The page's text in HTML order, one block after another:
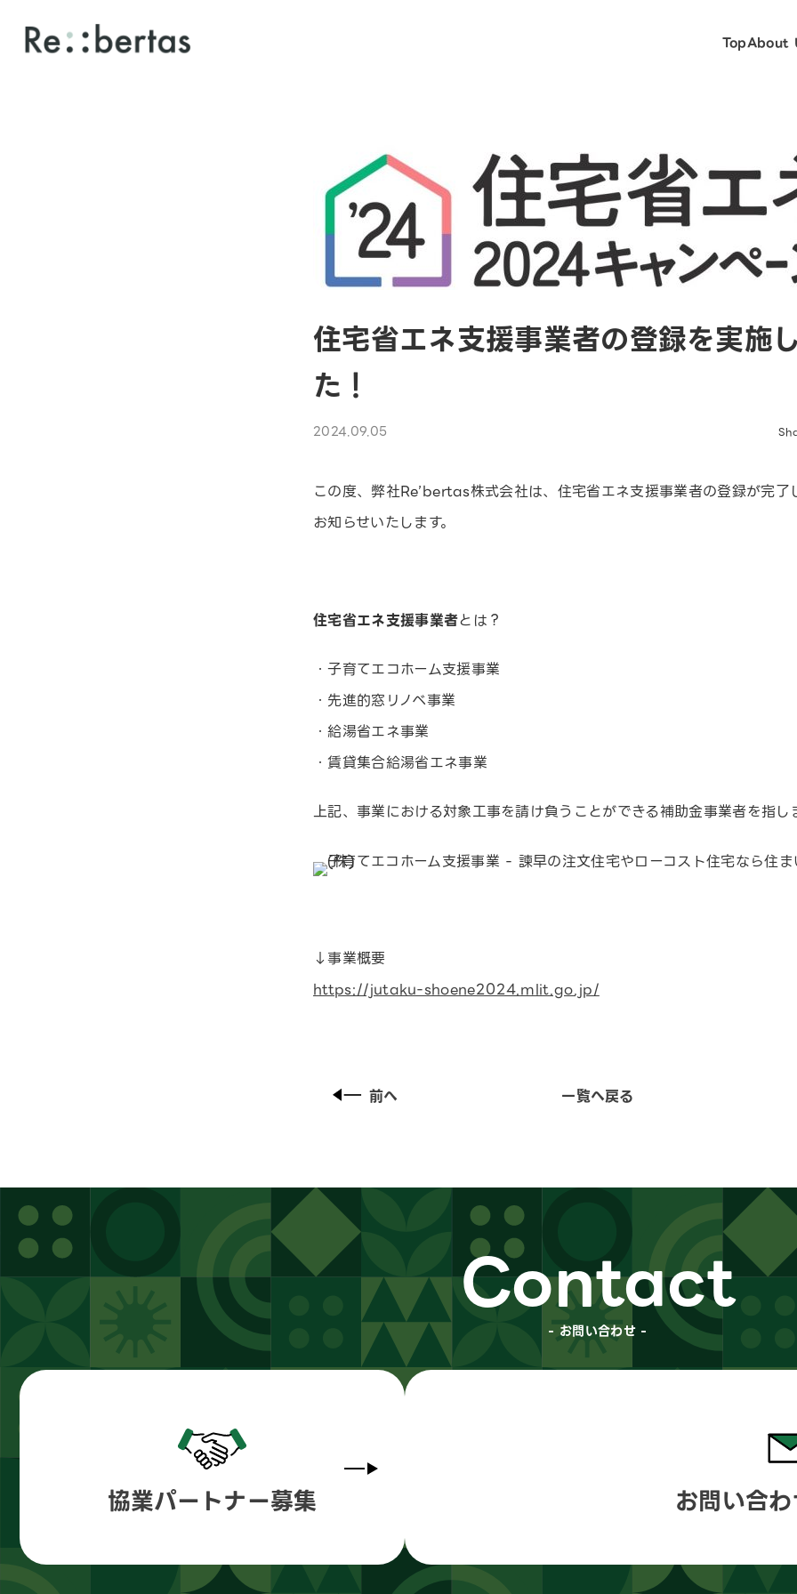
TopAbout
住宅省エネ支援事業者の登録を実施
た！
2024.09.05
この度、弊社Re’bertas株式会社は、住宅省エネ支援事業者の登録が完了
お知らせいたします。
住宅省エネ支援事業者とは？
・子育てエコホーム支援事業
・先進的窓リノベ事業
・給湯省エネ事業
・賃貸集合給湯省エネ事業
上記、事業における対象工事を請け負うことができる補助金事業者を指し
↓事業概要
https://jutaku-shoene2024.mlit.go.jp/
前へ 一覧へ戻る
Contact
- お問い合わせ -
協業パートナー募集 お問い合